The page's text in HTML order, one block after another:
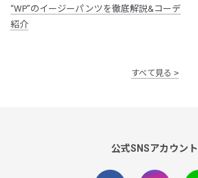
“WP”のイージーパンツを徹底解説&コーデ
紹介
すべて見る
公式SNSアカウント